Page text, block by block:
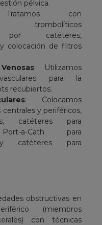
pélvica.
con
trombolíticos
por catéteres,
colocación de filtros
: Utilizamos
para la
recubiertos.
: Colocamos
y periféricos,
catéteres para
a-Cath para
y catéteres para
obstructivas en
(miembros
con técnicas